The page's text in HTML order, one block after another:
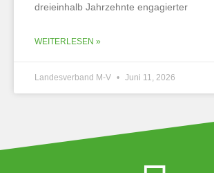
dreieinhalb Jahrzehnte engagierter
WEITERLESEN »
Landesverband M-V Juni 11, 2026